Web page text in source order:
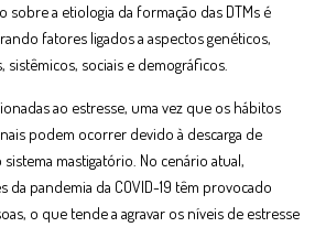
a etiologia da formação das DTMs é
fatores ligados a aspectos genéticos,
sociais e demográficos.
ao estresse, uma vez que os hábitos
podem ocorrer devido à descarga de
mastigatório. No cenário atual,
pandemia da COVID-19 têm provocado
o que tende a agravar os níveis de estresse